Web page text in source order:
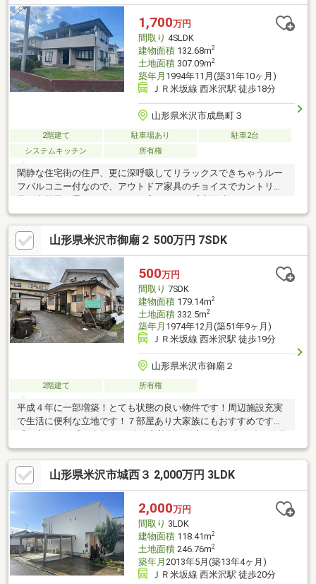
1,700万円
間取り 4SLDK
建物面積132.68m2
土地面積307.09m2
築年月 1994年11月(築31年10ヶ月)
ＪＲ米坂線 西米沢駅 徒歩18分
山形県米沢市成島町３
2階建て 駐車場あり
駐車2台
システムキッチン
所有権
閑静な住宅街の住戸、更に深呼吸してリラックスできちゃうルー
フバルコニー付なので、アウトドア家具のチョイスでカントリー
風も南国風も思いのまま。また広々とした延床面積１３２．６８
㎡の居室空間で、その上憩える庭有の住戸なので、爽やかな風と
あたたかな光を感じる癒しの場に。ちなみに素材を均一に温めら
れるＩＨクッキングヒーター付です。家族の物語が生まれる４Ｓ
ＬＤＫ。実際の空間をご自身で体感ください。
山形県米沢市御廟２ 500万円 7SDK
500万円
間取り 7SDK
建物面積179.14m2
土地面積332.5m2
築年月 1974年12月(築51年9ヶ月)
ＪＲ米坂線 西米沢駅 徒歩19分
山形県米沢市御廟２
2階建て 所有権
平成４年に一部増築！とても状態の良い物件です！周辺施設充実
で生活に便利な立地です！７部屋あり大家族にもおすすめです！
組イエステーションにおまかせ下さい！ 株式会社後藤組HP
https://www.gto-con.co.jp/
山形県米沢市城西３ 2,000万円 3LDK
2,000万円
間取り 3LDK
建物面積118.41m2
土地面積246.76m2
築年月 2013年5月(築13年4ヶ月)
ＪＲ米坂線 西米沢駅 徒歩20分